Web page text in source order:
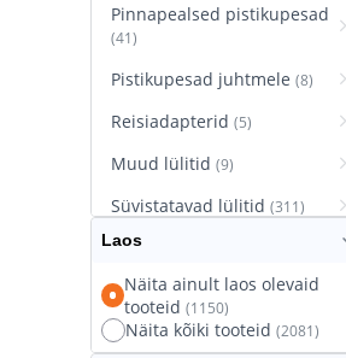
Pinnapealsed pistikupesad
(41)
Pistikupesad juhtmele (8)
Reisiadapterid (5)
Muud lülitid (9)
Süvistatavad lülitid (311)
Süvistatavad pistikupesad
Termostaatlülitid
Laos
Näita ainult laos olevaid
tooteid (1150)
Näita kõiki tooteid (2081)